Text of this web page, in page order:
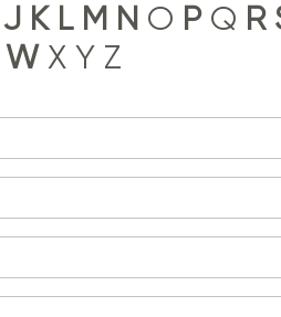
J K L M N O P Q R
W X Y Z